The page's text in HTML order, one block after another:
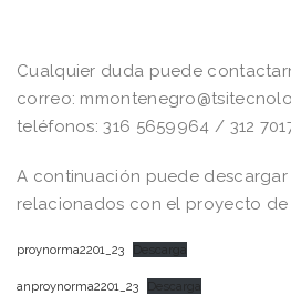
Cualquier duda puede
correo:
teléfonos: 316 5659964 / 312
A continuación puede
relacionados con el proyecto
proynorma2201_23
anproynorma2201_23